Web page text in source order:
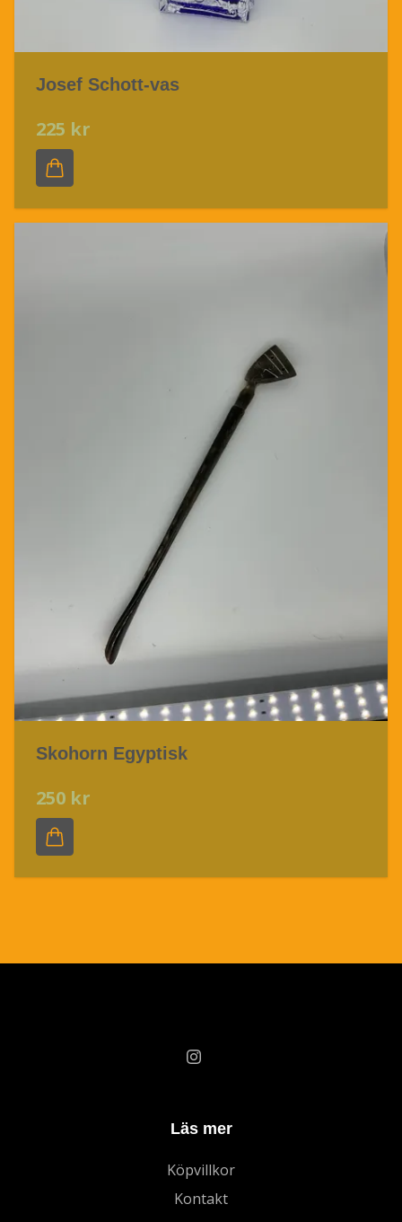
Josef Schott-vas
225 kr
Skohorn Egyptisk
250 kr
Läs mer
Köpvillkor
Kontakt